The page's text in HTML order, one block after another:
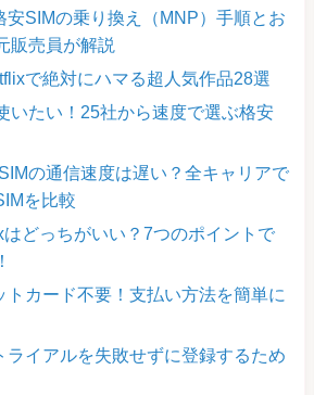
安SIMの乗り換え（MNP）手順とお
販売員が解説
で絶対にハマる超人気作品28選
いたい！25社から速度で選ぶ格安
の通信速度は遅い？全キャリアで
を比較
どっちがいい？7つのポイントで
トカード不要！支払い方法を簡単に
ライアルを失敗せずに登録するため